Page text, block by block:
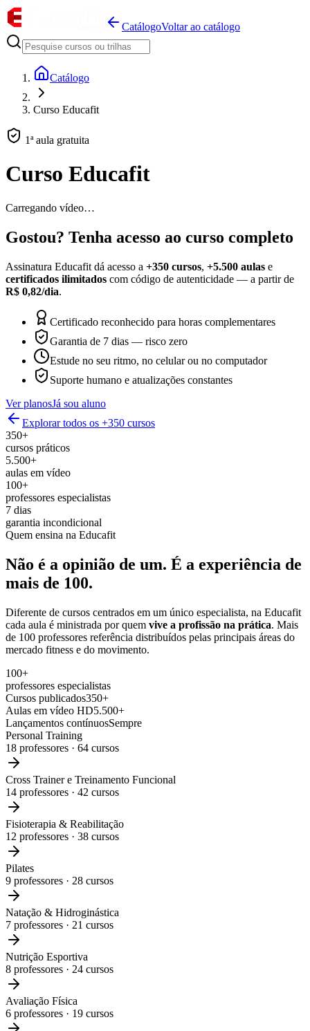
CatálogoVoltar ao catálogo
Catálogo
Curso Educafit
1ª aula gratuita
Curso Educafit
Carregando vídeo…
Gostou? Tenha acesso ao curso completo
Assinatura Educafit dá acesso a +350 cursos, +5.500 aulas e
certificados ilimitados com código de autenticidade — a partir de
R$ 0,82/dia.
Certificado reconhecido para horas complementares
Garantia de 7 dias — risco zero
Estude no seu ritmo, no celular ou no computador
Suporte humano e atualizações constantes
Ver planosJá sou aluno
Explorar todos os +350 cursos
350+
cursos práticos
5.500+
aulas em vídeo
100+
professores especialistas
7 dias
garantia incondicional
Quem ensina na Educafit
Não é a opinião de um. É a experiência de
mais de 100.
Diferente de cursos centrados em um único especialista, na Educafit
cada aula é ministrada por quem vive a profissão na prática. Mais
de 100 professores referência distribuídos pelas principais áreas do
mercado fitness e do movimento.
100+
professores especialistas
Cursos publicados350+
Aulas em vídeo HD5.500+
Lançamentos contínuosSempre
Personal Training
18 professores · 64 cursos
Cross Trainer e Treinamento Funcional
14 professores · 42 cursos
Fisioterapia & Reabilitação
12 professores · 38 cursos
Pilates
9 professores · 28 cursos
Natação & Hidroginástica
7 professores · 21 cursos
Nutrição Esportiva
8 professores · 24 cursos
Avaliação Física
6 professores · 19 cursos